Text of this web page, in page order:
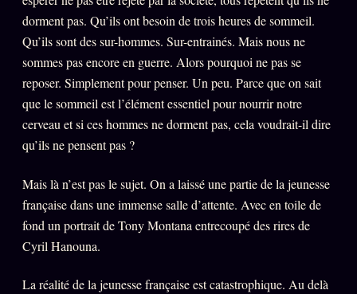
Words Radio FM
PRATIQUE + LÉGAL
Archive complète
Recherche ⌕
Tous les tags
Soumettre un tip
Nous écrire
dorment pas. Qu’ils ont besoin de trois heures de sommeil.
Qu’ils sont des sur-hommes. Sur-entrainés. Mais nous ne
sommes pas encore en guerre. Alors pourquoi ne pas se
reposer. Simplement pour penser. Un peu. Parce que on sait
que le sommeil est l’élément essentiel pour nourrir notre
cerveau et si ces hommes ne dorment pas, cela voudrait-il dire
qu’ils ne pensent pas ?
Mais là n’est pas le sujet. On a laissé une partie de la jeunesse
française dans une immense salle d’attente. Avec en toile de
fond un portrait de Tony Montana entrecoupé des rires de
Cyril Hanouna.
La réalité de la jeunesse française est catastrophique. Au delà